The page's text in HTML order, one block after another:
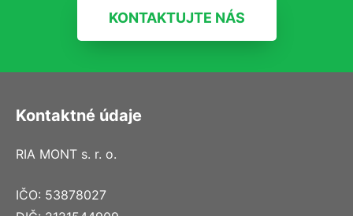
KONTAKTUJTE NÁS
Kontaktné údaje
RIA MONT s. r. o.
IČO: 53878027